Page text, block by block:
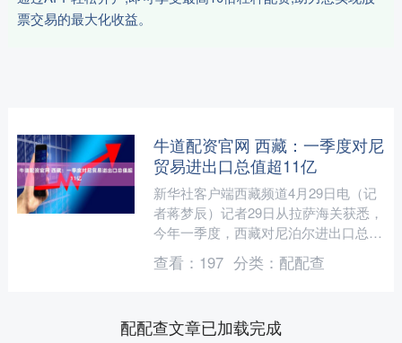
票交易的最大化收益。
牛道配资官网 西藏：一季度对尼
贸易进出口总值超11亿
新华社客户端西藏频道4月29日电（记
者蒋梦辰）记者29日从拉萨海关获悉，
今年一季度，西藏对尼泊尔进出口总值
达11.76亿元，同比增长33.9%。 长期
以来，尼泊....
查看： 197 分类： 配配查
配配查文章已加载完成